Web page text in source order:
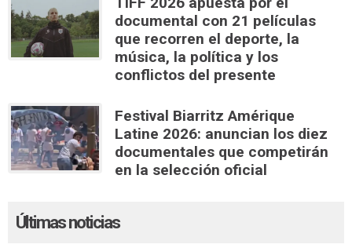
documental con 21 películas
que recorren el deporte, la
música, la política y los
conflictos del presente
Festival Biarritz Amérique
Latine 2026: anuncian los diez
documentales que competirán
en la selección oficial
Últimas noticias